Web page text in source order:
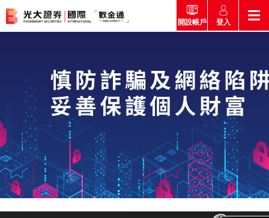
市場快訊
市場快訊
市場概要
股票搜尋
市場資訊
市場導航
市場導航
研究報告總覽
投資速遞
外匯攻略
產品
產品
簡介
港股
證券孖展買賣服務
幫助
幫助
收費及其他費用
激活您的網上帳戶
常見問題
開設帳戶 登入